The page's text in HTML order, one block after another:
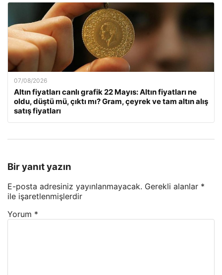
07/08/2026
Altın fiyatları canlı grafik 22 Mayıs: Altın fiyatları ne
oldu, düştü mü, çıktı mı? Gram, çeyrek ve tam altın alış
satış fiyatları
Bir yanıt yazın
E-posta adresiniz yayınlanmayacak. Gerekli alanlar *
ile işaretlenmişlerdir
Yorum *